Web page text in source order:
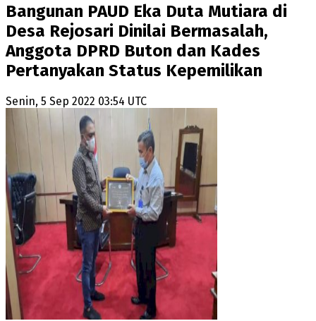
Bangunan PAUD Eka Duta Mutiara di
Desa Rejosari Dinilai Bermasalah,
Anggota DPRD Buton dan Kades
Pertanyakan Status Kepemilikan
Senin, 5 Sep 2022 03:54 UTC